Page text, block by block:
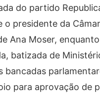
do partido
presidente da
Ana Moser,
batizada de
bancadas
para aprovação de